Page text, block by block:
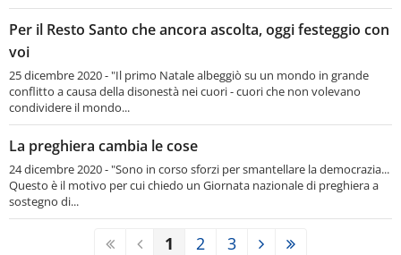
Per il Resto Santo che ancora ascolta, oggi festeggio con
voi
25 dicembre 2020 - "Il primo Natale albeggiò su un mondo in grande
conflitto a causa della disonestà nei cuori - cuori che non volevano
condividere il mondo...
La preghiera cambia le cose
24 dicembre 2020 - "Sono in corso sforzi per smantellare la democrazia...
Questo è il motivo per cui chiedo un Giornata nazionale di preghiera a
sostegno di...
1 2 3